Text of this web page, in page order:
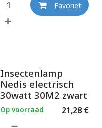
Favoriet
Insectenlamp
Nedis electrisch
30watt 30M2 zwart
21,28€
Op voorraad